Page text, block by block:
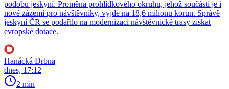
podobu jeskyní. Proměna prohlídkového okruhu, jehož součástí je i
nové zázemí pro návštěvníky, vyjde na 18,6 milionu korun. Správě
jeskyní ČR se podařilo na modernizaci návštěvnické trasy získat
evropské dotace.
Hanácká Drbna
dnes, 17:12
2 min